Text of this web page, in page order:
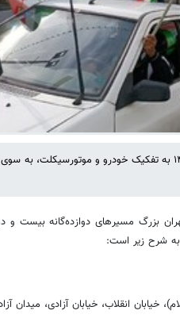
مسیرهای دوازده‌گانه راهپیمایی بیست و دوم بهمن سال ۱۴۰۰ به تفکیک خودرو و
بزرگ مسیرهای دوازده‌گانه بیست
انقلاب، خیابان آزادی، میدان